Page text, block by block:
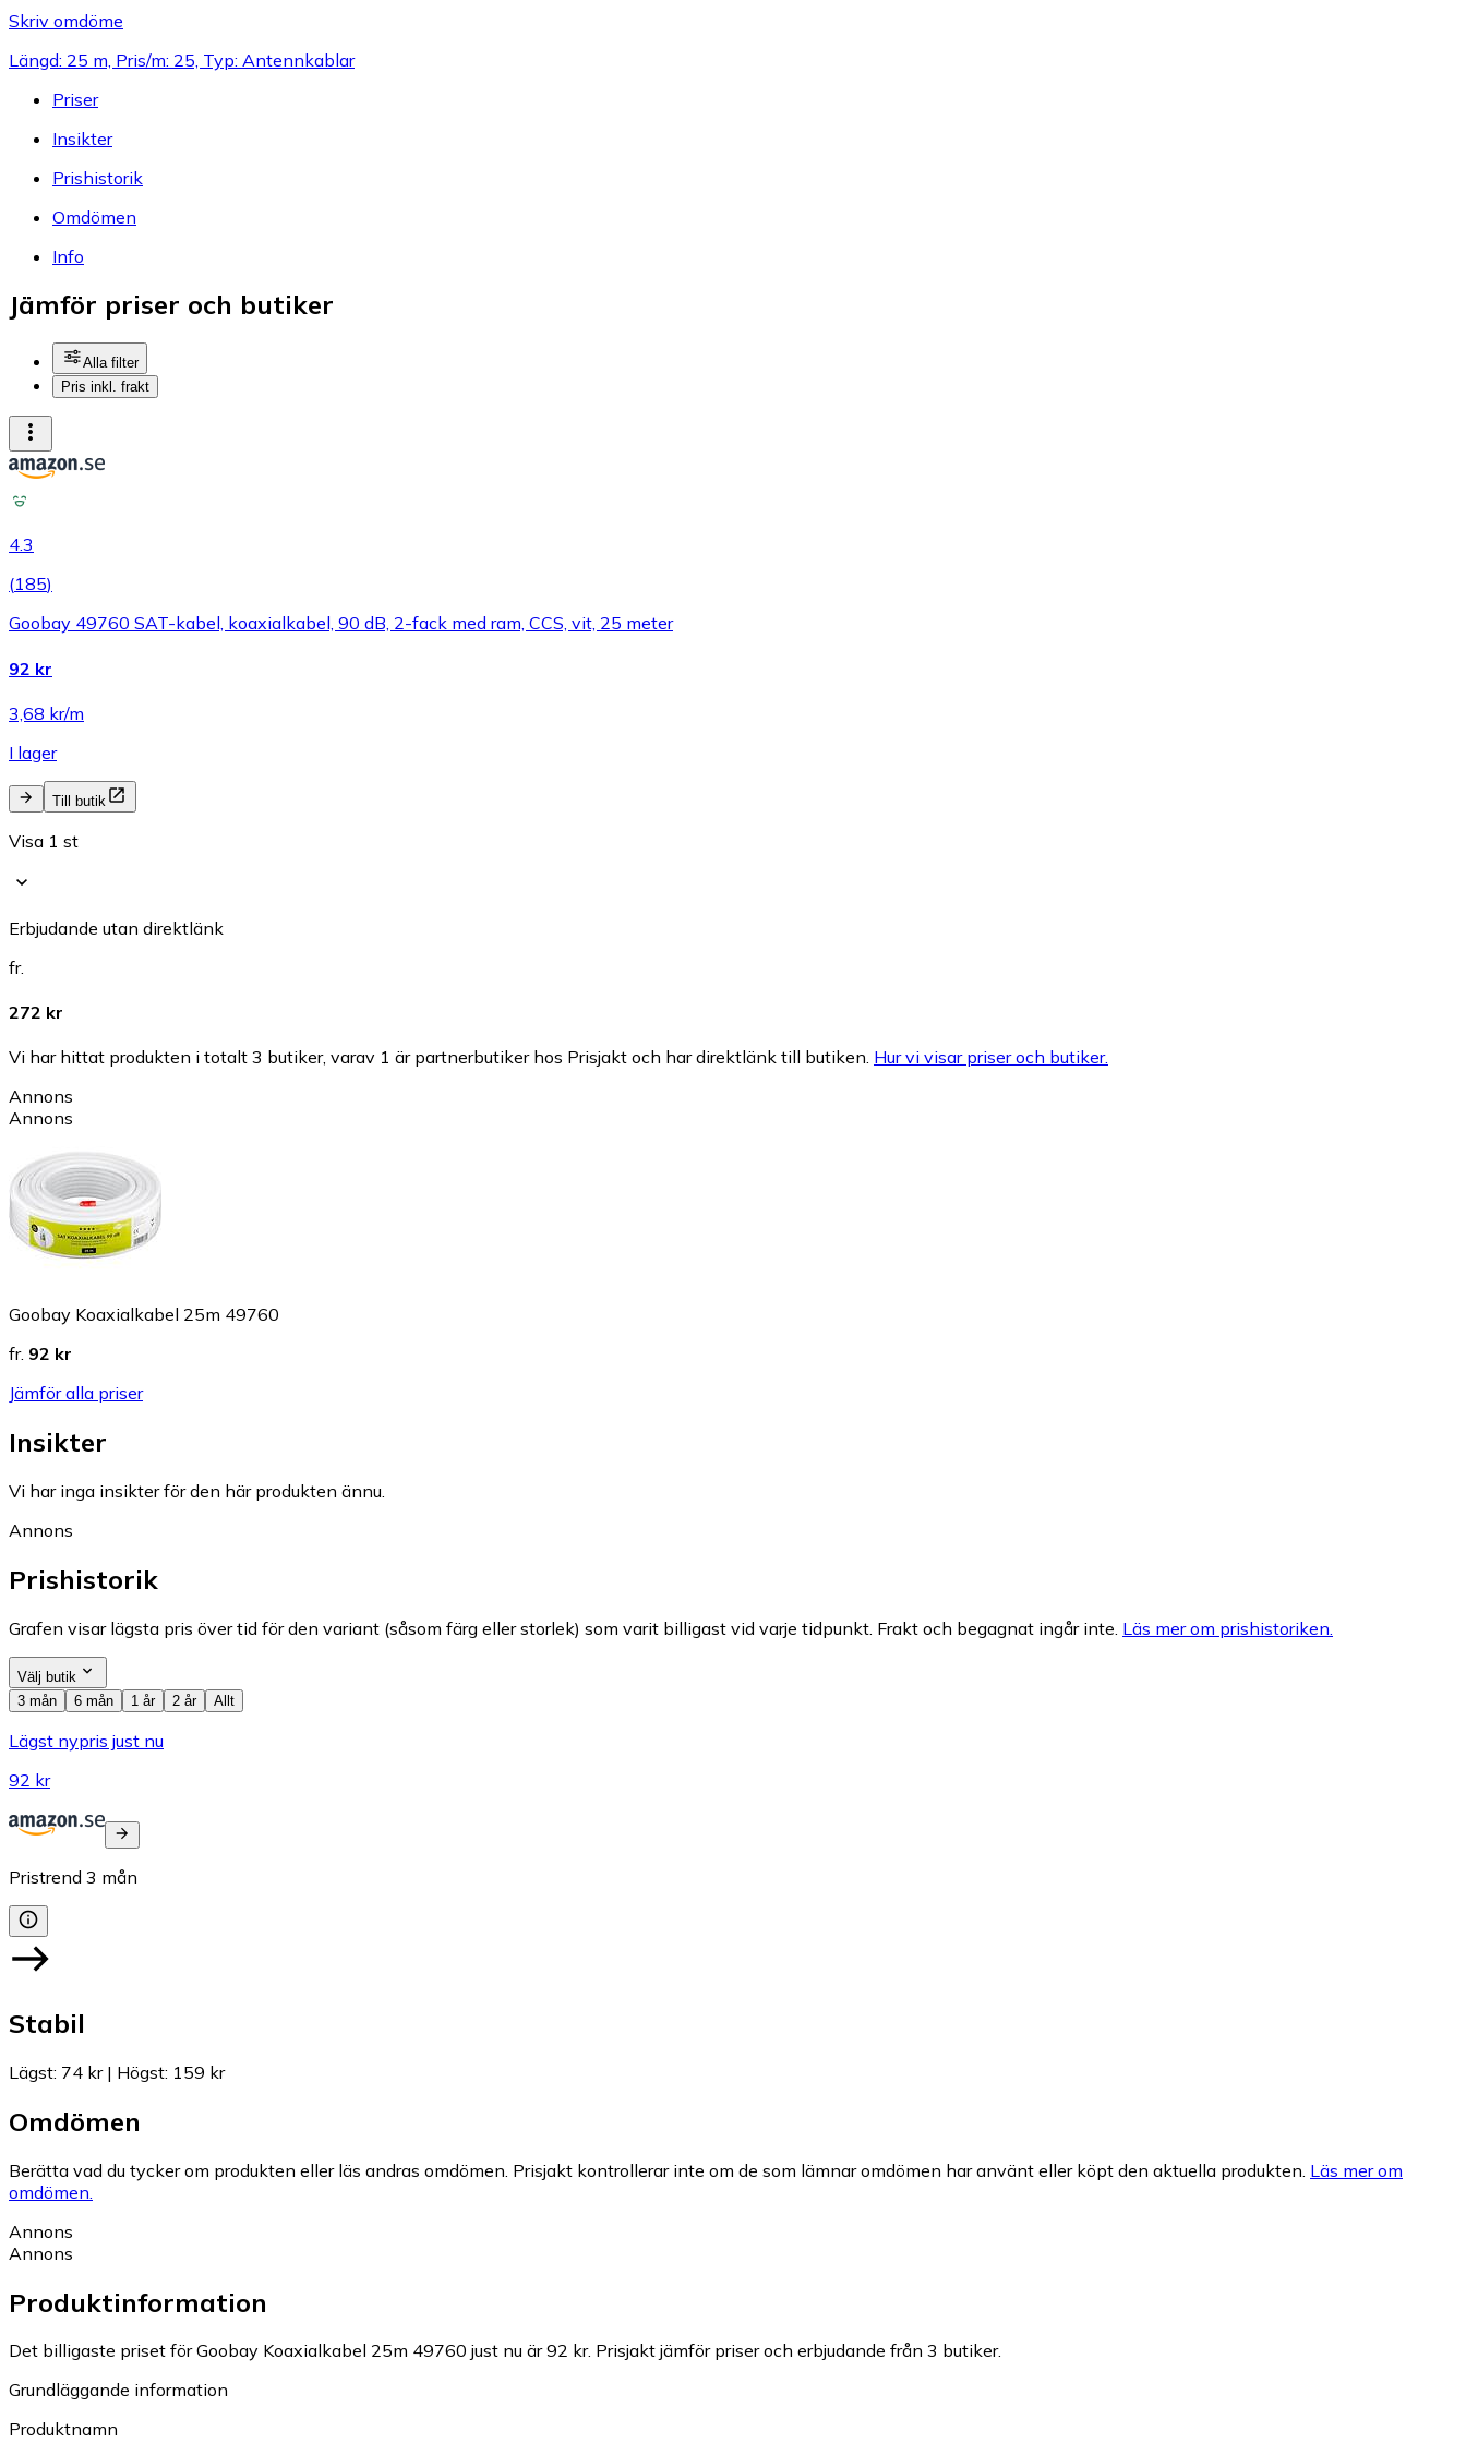
Skriv omdöme
Längd: 25 m, Pris/m: 25, Typ: Antennkablar
Priser
Insikter
Prishistorik
Omdömen
Info
Jämför priser och butiker
Alla filter
Pris inkl. frakt
4.3
(185)
Goobay 49760 SAT-kabel, koaxialkabel, 90 dB, 2-fack med ram, CCS, vit, 25 meter
92 kr
3,68 kr/m
I lager
Till butik
Visa 1 st
Erbjudande utan direktlänk
fr.
272 kr
Vi har hittat produkten i totalt 3 butiker, varav 1 är partnerbutiker hos Prisjakt och har direktlänk till butiken. Hur vi visar priser och butiker.
Annons
Annons
Goobay Koaxialkabel 25m 49760
fr. 92 kr
Jämför alla priser
Insikter
Vi har inga insikter för den här produkten ännu.
Annons
Prishistorik
Grafen visar lägsta pris över tid för den variant (såsom färg eller storlek) som varit billigast vid varje tidpunkt. Frakt och begagnat ingår inte. Läs mer om prishistoriken.
Välj butik
3 mån
6 mån 1 år 2 år Allt
Lägst nypris just nu
92 kr
Pristrend 3 mån
Stabil
Lägst: 74 kr| Högst: 159 kr
Omdömen
Berätta vad du tycker om produkten eller läs andras omdömen. Prisjakt kontrollerar inte om de som lämnar omdömen har använt eller köpt den aktuella produkten. Läs mer om
omdömen.
Annons
Annons
Produktinformation
Det billigaste priset för Goobay Koaxialkabel 25m 49760 just nu är 92 kr. Prisjakt jämför priser och erbjudande från 3 butiker.
Grundläggande information
Produktnamn